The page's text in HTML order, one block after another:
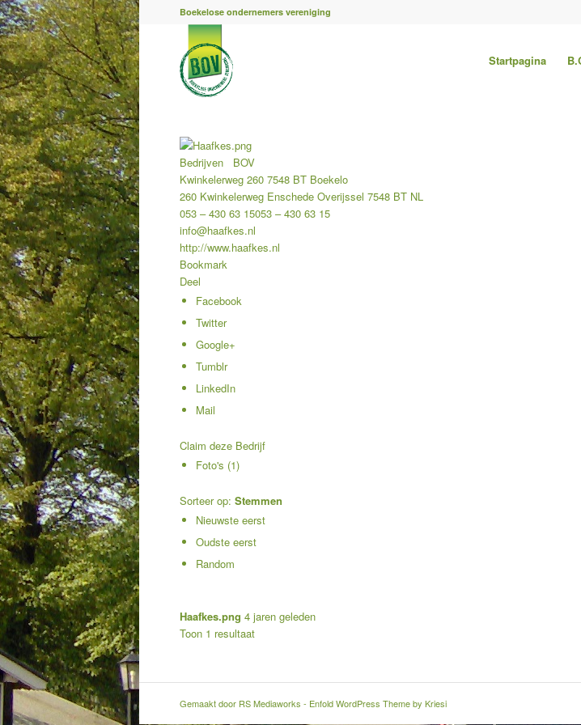
Boekelose ondernemers vereniging
Startpagina
Bedrijven
BOV
Kwinkelerweg 260 7548 BT Boekelo
260 Kwinkelerweg Enschede Overijssel 7548 BT NL
053 – 430 63 15053 – 430 63 15
info@haafkes.nl
http://www.haafkes.nl
Bookmark
Deel
Facebook
Twitter
Google+
Tumblr
LinkedIn
Mail
Claim deze Bedrijf
Foto's (1)
Sorteer op: Stemmen
Nieuwste eerst
Oudste eerst
Random
Haafkes.png 4 jaren geleden
Toon 1 resultaat
Gemaakt door RS Mediaworks - Enfold WordPress Theme by Kriesi